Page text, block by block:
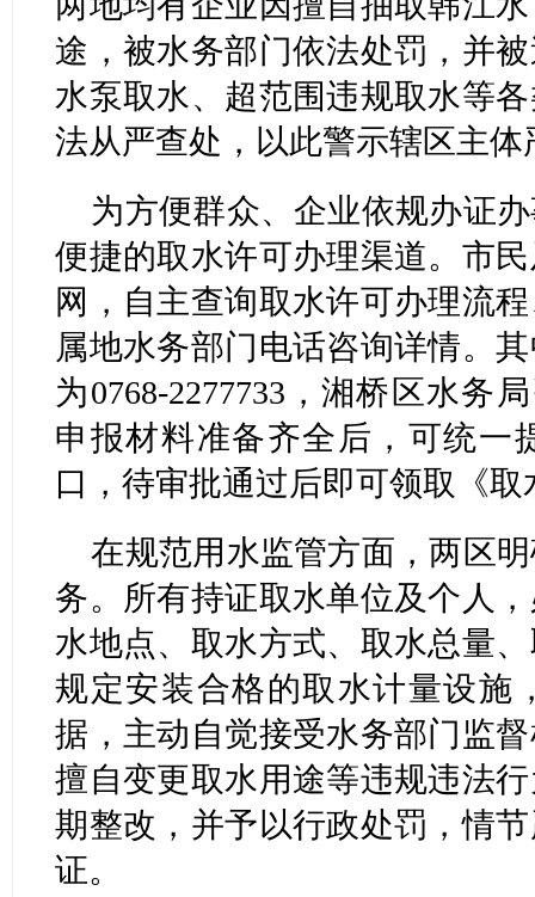
途，被水务部门依法处罚，并
水泵取水、超范围违规取水等
法从严查处，以此警示辖区主
为方便群众、企业依规办证
便捷的取水许可办理渠道。市
网，自主查询取水许可办理流
属地水务部门电话咨询详情。
为0768-2277733，湘桥区水务
申报材料准备齐全后，可统一
口，待审批通过后即可领取《
在规范用水监管方面，两区
务。所有持证取水单位及个人
水地点、取水方式、取水总量
规定安装合格的取水计量设施
据，主动自觉接受水务部门监
擅自变更取水用途等违规违法
期整改，并予以行政处罚，情
证。